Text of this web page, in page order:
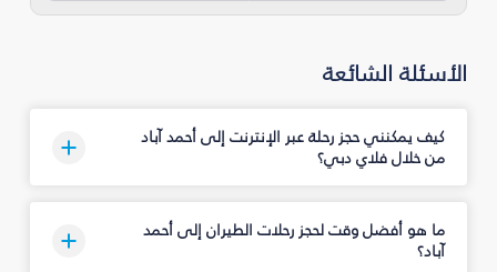
الأسئلة الشائعة
كيف يمكنني حجز رحلة عبر الإنترنت إلى أحمد آباد
من خلال فلاي دبي؟
ما هو أفضل وقت لحجز رحلات الطيران إلى أحمد
آباد؟